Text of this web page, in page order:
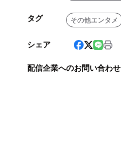
タグ その他エンタメ
シェア
配信企業へのお問い合わせ